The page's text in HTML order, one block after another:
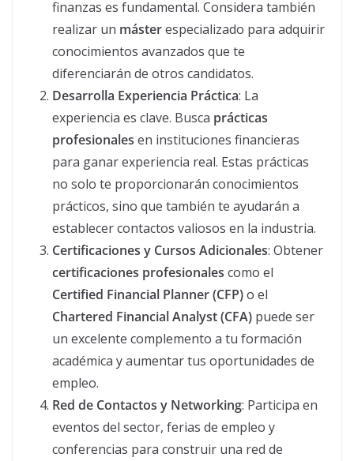
finanzas es fundamental. Considera también
realizar un másterespecializado para adquirir
conocimientos avanzados que te
diferenciarán de otros candidatos.
Desarrolla Experiencia Práctica: La
experiencia es clave. Busca prácticas
profesionales en instituciones financieras
para ganar experiencia real. Estas prácticas
no solo te proporcionarán conocimientos
prácticos, sino que también te ayudarán a
establecer contactos valiosos en la industria.
Certificaciones y Cursos Adicionales: Obtener
certificaciones profesionales como el
Certified Financial Planner (CFP)o el
Chartered Financial Analyst (CFA) puede ser
un excelente complemento a tu formación
académica y aumentar tus oportunidades de
empleo.
Red de Contactos y Networking: Participa en
eventos del sector, ferias de empleo y
conferencias para construir una red de